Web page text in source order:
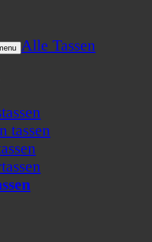
Alle Tassen
tassen